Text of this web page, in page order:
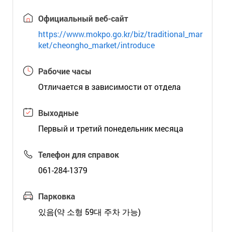
Официальный веб-сайт
https://www.mokpo.go.kr/biz/traditional_mar
ket/cheongho_market/introduce
Рабочие часы
Отличается в зависимости от отдела
Выходные
Первый и третий понедельник месяца
Телефон для справок
061-284-1379
Парковка
있음(약 소형 59대 주차 가능)